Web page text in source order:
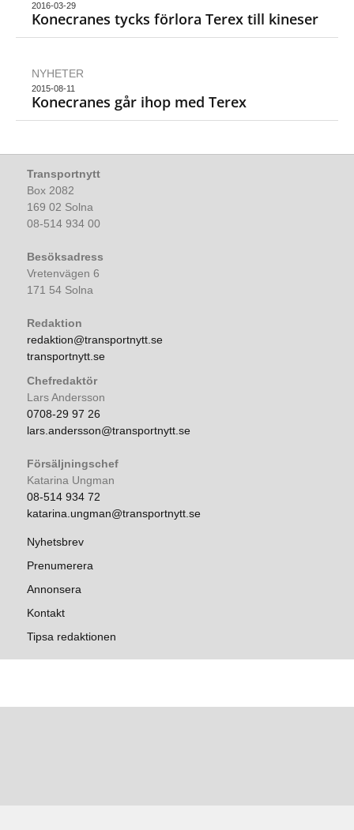
2016-03-29
Konecranes tycks förlora Terex till kineser
NYHETER
2015-08-11
Konecranes går ihop med Terex
Transportnytt
Box 2082
169 02 Solna
08-514 934 00
Besöksadress
Vretenvägen 6
171 54 Solna
Redaktion
redaktion@transportnytt.se
transportnytt.se
Chefredaktör
Lars Andersson
0708-29 97 26
lars.andersson@transportnytt.se
Försäljningschef
Katarina Ungman
08-514 934 72
katarina.ungman@transportnytt.se
Nyhetsbrev
Prenumerera
Annonsera
Kontakt
Tipsa redaktionen